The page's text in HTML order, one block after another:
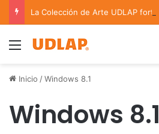
Menu
Inicio /Windows 8.1
Windows 8.1